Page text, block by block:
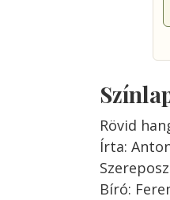
Rövid
Írta:
Bíró: